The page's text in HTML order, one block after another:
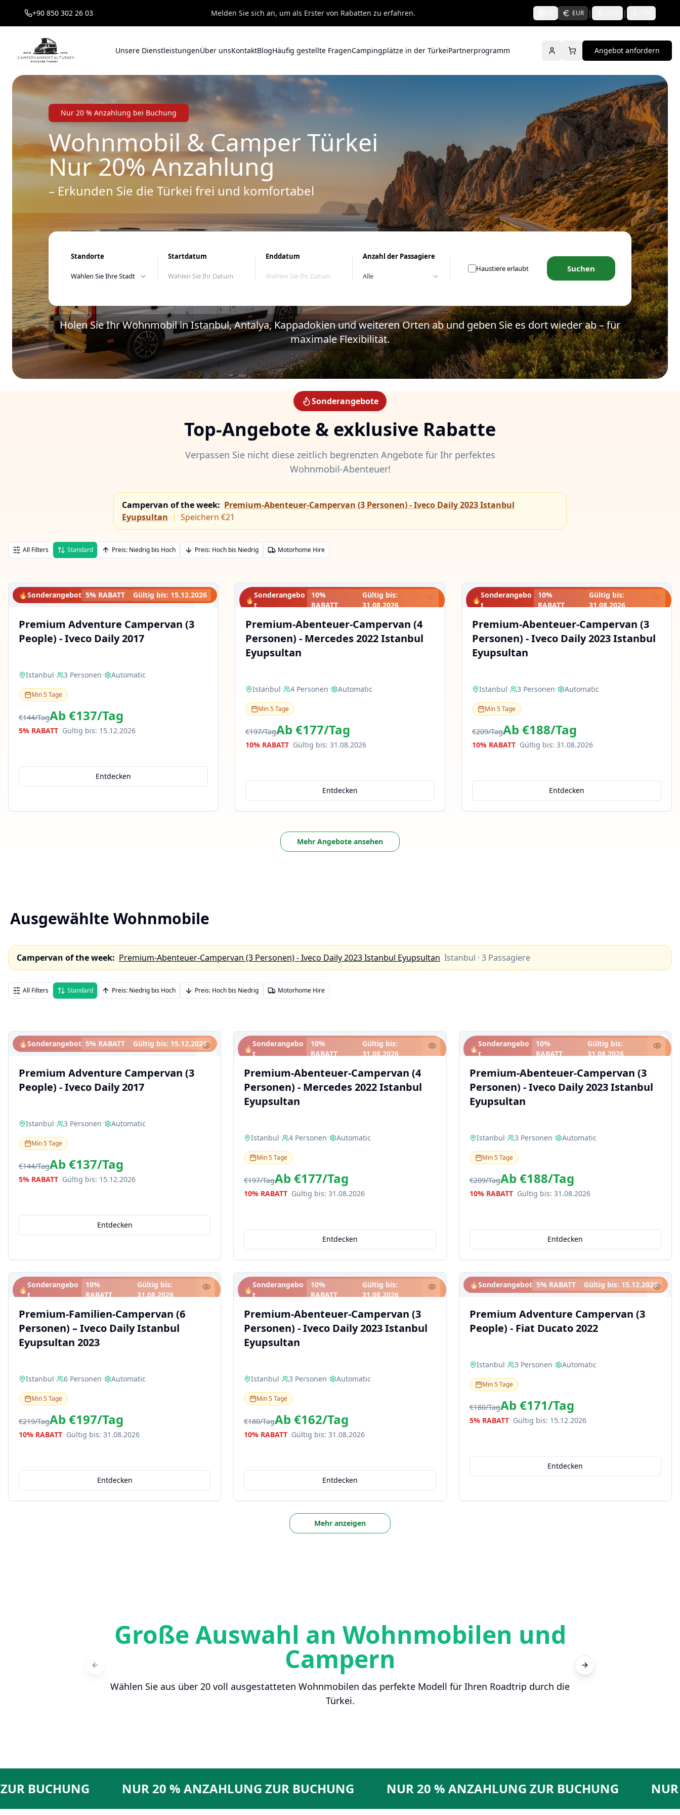
+90 850 302 26 03 Melden Sie sich an, um als Erster von Rabatten zu erfahren. EUR | |
Unsere DienstleistungenÜber unsKontaktBlogHäufig gestellte FragenCampingplätze in der TürkeiPartnerprogramm Angebot anfordern
Nur 20 % Anzahlung bei Buchung
Wohnmobil & Camper Türkei
Nur 20% Anzahlung
– Erkunden Sie die Türkei frei und komfortabel
Standorte
Wählen Sie Ihre Stadt
Startdatum
Wählen Sie Ihr Datum
Enddatum
Wählen Sie Ihr Datum
Anzahl der Passagiere
Alle
Haustiere erlaubt Suchen
Holen Sie Ihr Wohnmobil in Istanbul, Antalya, Kappadokien und weiteren Orten ab und geben Sie es dort wieder ab – für
maximale Flexibilität.
Sonderangebote
Top-Angebote & exklusive Rabatte
Verpassen Sie nicht diese zeitlich begrenzten Angebote für Ihr perfektes
Wohnmobil-Abenteuer!
Campervan of the week: Premium-Abenteuer-Campervan (3 Personen) - Iveco Daily 2023 Istanbul
Eyupsultan | Speichern €21
All Filters Standard Preis: Niedrig bis Hoch Preis: Hoch bis Niedrig Motorhome Hire
🔥Sonderangebot 5% RABATT Gültig bis: 15.12.2026
Premium Adventure Campervan (3
People) - Iveco Daily 2017
Istanbul• 3 Personen• Automatic
Min5Tage
€144/TagAb €137/Tag
5% RABATT Gültig bis: 15.12.2026
Entdecken
🔥
Sonderangebo
t
10%
RABATT
Gültig bis:
31.08.2026
Premium-Abenteuer-Campervan (4
Personen) - Mercedes 2022 Istanbul
Eyupsultan
Istanbul• 4 Personen• Automatic
Min5Tage
€197/TagAb €177/Tag
10% RABATT Gültig bis: 31.08.2026
Entdecken
🔥
Sonderangebo
t
10%
RABATT
Gültig bis:
31.08.2026
Premium-Abenteuer-Campervan (3
Personen) - Iveco Daily 2023 Istanbul
Eyupsultan
Istanbul• 3 Personen• Automatic
Min5Tage
€209/TagAb €188/Tag
10% RABATT Gültig bis: 31.08.2026
Entdecken
Mehr Angebote ansehen
Ausgewählte Wohnmobile
Campervan of the week: Premium-Abenteuer-Campervan (3 Personen) - Iveco Daily 2023 Istanbul Eyupsultan Istanbul · 3 Passagiere
All Filters Standard Preis: Niedrig bis Hoch Preis: Hoch bis Niedrig Motorhome Hire
🔥Sonderangebot 5% RABATT Gültig bis: 15.12.2026
Premium Adventure Campervan (3
People) - Iveco Daily 2017
Istanbul• 3 Personen• Automatic
Min5Tage
€144/TagAb €137/Tag
5% RABATT Gültig bis: 15.12.2026
Entdecken
🔥
Sonderangebo
t
10%
RABATT
Gültig bis:
31.08.2026
Premium-Abenteuer-Campervan (4
Personen) - Mercedes 2022 Istanbul
Eyupsultan
Istanbul• 4 Personen• Automatic
Min5Tage
€197/TagAb €177/Tag
10% RABATT Gültig bis:31.08.2026
Entdecken
🔥
Sonderangebo
t
10%
RABATT
Gültig bis:
31.08.2026
Premium-Abenteuer-Campervan (3
Personen) - Iveco Daily 2023 Istanbul
Eyupsultan
Istanbul• 3 Personen• Automatic
Min5Tage
€209/TagAb €188/Tag
10% RABATT Gültig bis: 31.08.2026
Entdecken
🔥
Sonderangebo
t
10%
RABATT
Gültig bis:
31.08.2026
Premium-Familien-Campervan (6
Personen) – Iveco Daily Istanbul
Eyupsultan 2023
Istanbul• 6 Personen• Automatic
Min5Tage
€219/TagAb €197/Tag
10% RABATT Gültig bis: 31.08.2026
Entdecken
🔥
Sonderangebo
t
10%
RABATT
Gültig bis:
31.08.2026
Premium-Abenteuer-Campervan (3
Personen) - Iveco Daily 2023 Istanbul
Eyupsultan
Istanbul• 3 Personen• Automatic
Min5Tage
€180/TagAb €162/Tag
10% RABATT Gültig bis:31.08.2026
Entdecken
🔥Sonderangebot 5% RABATT Gültig bis: 15.12.2026
Premium Adventure Campervan (3
People) - Fiat Ducato 2022
Istanbul• 3 Personen• Automatic
Min5Tage
€180/TagAb €171/Tag
5% RABATT Gültig bis: 15.12.2026
Entdecken
Mehr anzeigen
Große Auswahl an Wohnmobilen und
Campern
Wählen Sie aus über 20 voll ausgestatteten Wohnmobilen das perfekte Modell für Ihren Roadtrip durch die
Türkei.
Previous slide Next slide
NUR 20 % ANZAHLUNG ZUR BUCHUNG NUR 20 % ANZAHLUNG ZUR BUCHUNG NUR 20